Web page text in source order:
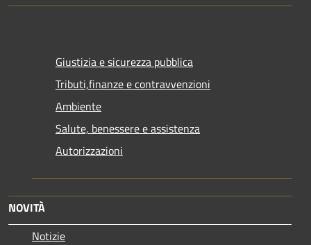
Giustizia e sicurezza pubblica
Tributi,finanze e contravvenzioni
Ambiente
Salute, benessere e assistenza
Autorizzazioni
NOVITÀ
Notizie